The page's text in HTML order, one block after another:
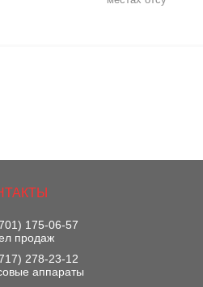
175-06-57
продаж
278-23-12
аппараты